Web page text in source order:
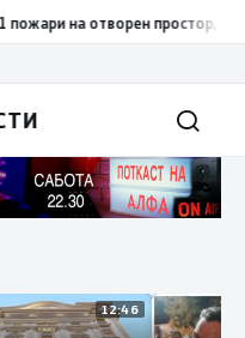
на отворен простор, од кои
12:46